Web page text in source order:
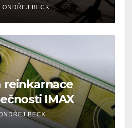
ONDŘEJ BECK
reinkarnace
IMAX
BECK